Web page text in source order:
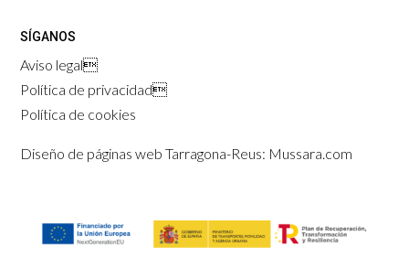
SÍGANOS
Aviso legal
Política de privacidad
Política de cookies
Diseño de páginas web Tarragona-Reus: Mussara.com